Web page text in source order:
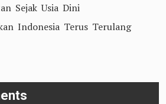
Sejak Usia Dini
Indonesia Terus Terulang